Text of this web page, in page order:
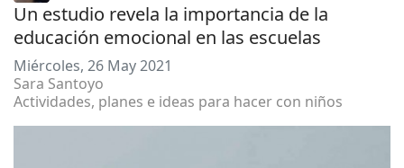
Un estudio revela la importancia de la
educación emocional en las escuelas
Miércoles, 26 May 2021
Sara Santoyo
Actividades, planes e ideas para hacer con niños